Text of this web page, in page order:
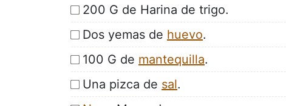
200 G de Harina de trigo.
Dos yemas de huevo.
100 G de mantequilla.
Una pizca de sal.